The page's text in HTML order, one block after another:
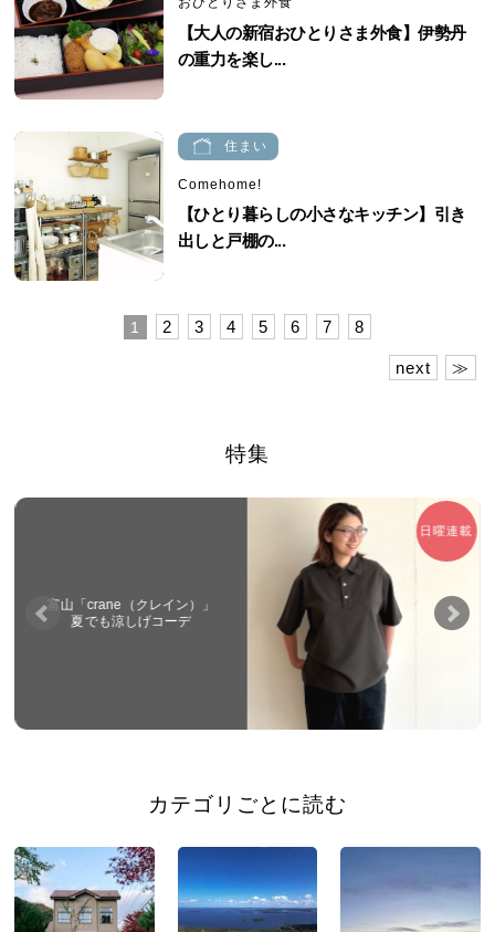
【大人の新宿おひとりさま外食】伊勢丹
の重力を楽し...
住まい
Comehome!
【ひとり暮らしの小さなキッチン】引き
出しと戸棚の...
1 2 3 4 5 6 7 8
next ≫
特集
日曜連載
富山「crane（クレイン）」
夏でも涼しげコーデ
カテゴリごとに読む